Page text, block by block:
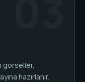
görseller,
hazırlanır.